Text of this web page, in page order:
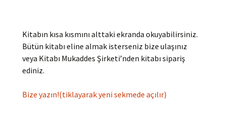
Kitabın kısa kısmını alttaki ekranda okuyabilirsiniz.
Bütün kitabı eline almak isterseniz bize ulaşınız
veya Kitabı Mukaddes Şirketi’nden kitabı sipariş
ediniz.
Bize yazın!(tiklayarak yeni sekmede açılır)